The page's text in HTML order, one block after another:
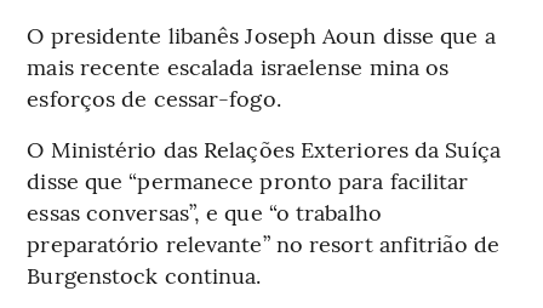
O presidente libanês Joseph Aoun disse que a
mais recente escalada israelense mina os
esforços de cessar-fogo.
O Ministério das Relações Exteriores da Suíça
disse que “permanece pronto para facilitar
essas conversas”, e que “o trabalho
preparatório relevante” no resort anfitrião de
Burgenstock continua.